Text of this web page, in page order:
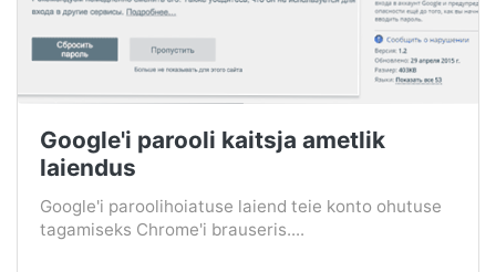
Google'i parooli kaitsja ametlik
laiendus
Google'i paroolihoiatuse laiend teie konto ohutuse
tagamiseks Chrome'i brauseris....